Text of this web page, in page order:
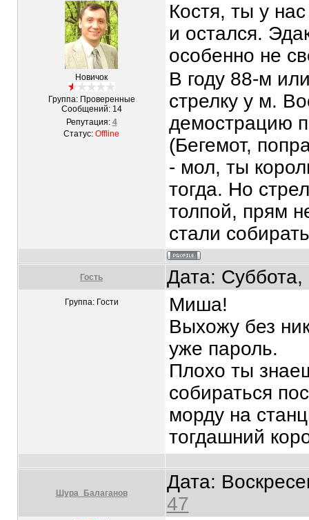
Новичок
Группа: Проверенные
Сообщений: 14
Репутация: 4
Статус: Offline
Костя, ты у
и остался.
особенно не
В году 88-м
стрелку у м.
демострацию
(Бегемот,
- мол, ты
тогда. Но
толпой, прям
стали
Гость Дата:
Группа: Гости
Миша!
Выхожу без
уже пароль.
Плохо ты
собираться
морду на
тогдашний
Шура_Балаганов
Дата:
47